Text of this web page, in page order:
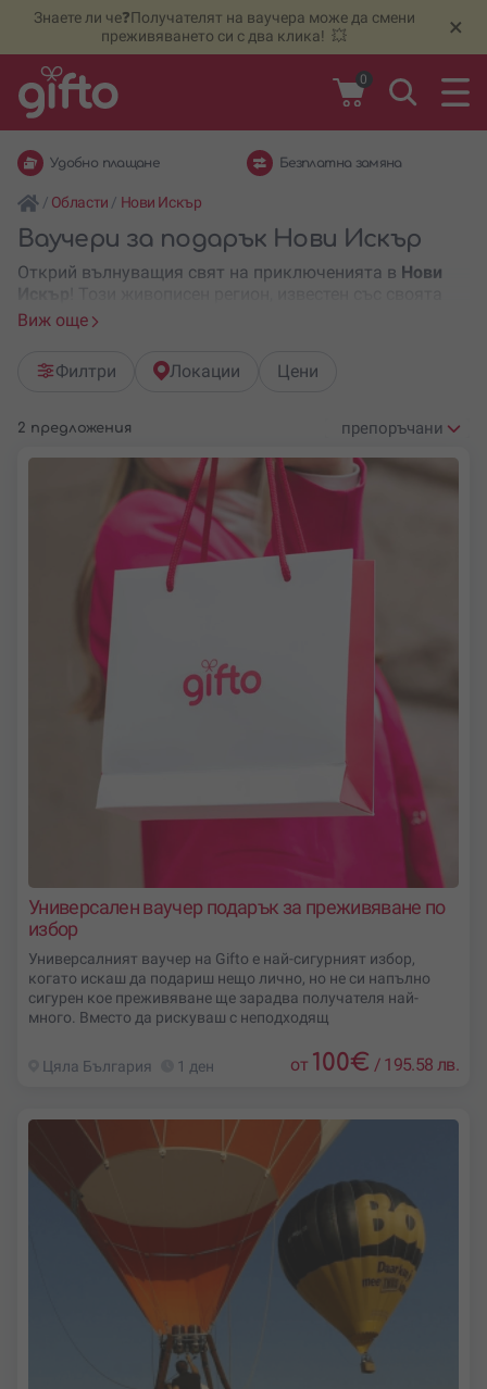
Знаете ли че❓Получателят на ваучера може да смени
преживяването си с два клика! 💥
×
0
Удобно плащане Безплатна замяна
/ Области / Нови Искър
Ваучери за подарък Нови Искър
Открий вълнуващия свят на приключенията в Нови
природна красота и богатство на културно
идеални за подарък
с балон? От спокойни разходки до екстремни
приключение остава незабравимо.
Виж още
Филтри Локации Цени
2 предложения
Подреди
по:
Универсален ваучер подарък за преживяване по
избор
Универсалният ваучер на Gifto е най-сигурният избор,
когато искаш да подариш нещо лично, но не си напълно
сигурен кое преживяване ще зарадва получателя най-
много. Вместо да рискуваш с неподходящ
Цяла България 1 ден от 100€ / 195.58 лв.